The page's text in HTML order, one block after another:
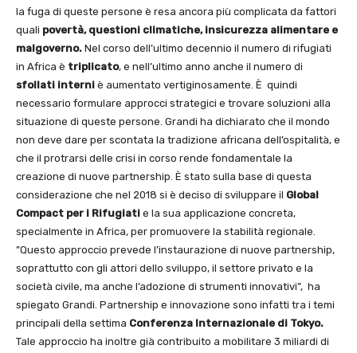
la fuga di queste persone è resa ancora più complicata da fattori
quali povertà, questioni climatiche, insicurezza alimentare e
malgoverno. Nel corso dell’ultimo decennio il numero di rifugiati
in Africa è triplicato, e nell’ultimo anno anche il numero di
sfollati interni è aumentato vertiginosamente. È quindi
necessario formulare approcci strategici e trovare soluzioni alla
situazione di queste persone. Grandi ha dichiarato che il mondo
non deve dare per scontata la tradizione africana dell’ospitalità, e
che il protrarsi delle crisi in corso rende fondamentale la
creazione di nuove partnership. È stato sulla base di questa
considerazione che nel 2018 si è deciso di sviluppare il Global
Compact per i Rifugiati e la sua applicazione concreta,
specialmente in Africa, per promuovere la stabilità regionale.
”Questo approccio prevede l’instaurazione di nuove partnership,
soprattutto con gli attori dello sviluppo, il settore privato e la
società civile, ma anche l’adozione di strumenti innovativi”, ha
spiegato Grandi. Partnership e innovazione sono infatti tra i temi
principali della settima Conferenza Internazionale di Tokyo.
Tale approccio ha inoltre già contribuito a mobilitare 3 miliardi di